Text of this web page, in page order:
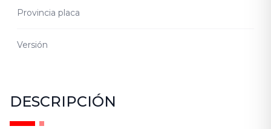
Provincia placa
Versión
DESCRIPCIÓN